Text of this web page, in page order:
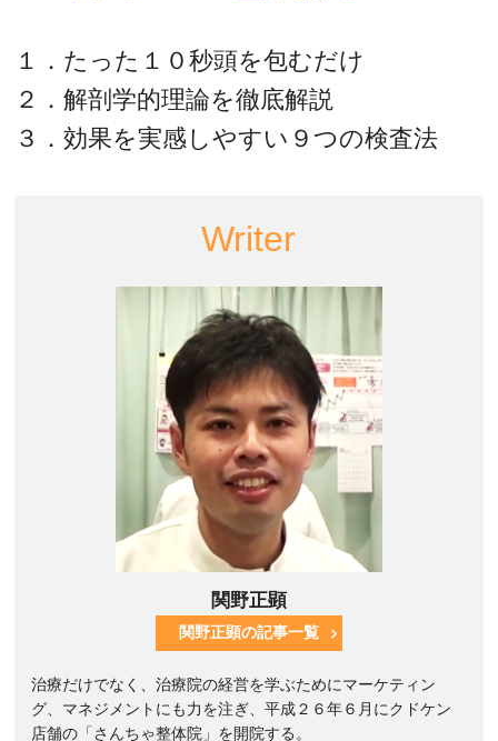
１．たった１０秒頭を包むだけ
２．解剖学的理論を徹底解説
３．効果を実感しやすい９つの検査法
Writer
関野正顕
関野正顕の記事一覧
治療だけでなく、治療院の経営を学ぶためにマーケティン
グ、マネジメントにも力を注ぎ、平成２６年６月にクドケン
店舗の「さんちゃ整体院」を開院する。